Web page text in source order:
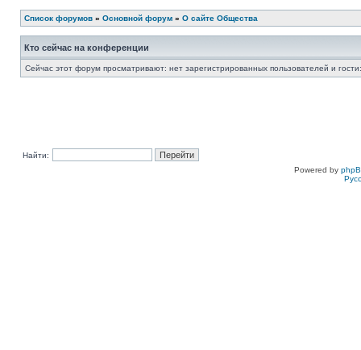
Список форумов » Основной форум » О сайте Общества
Кто сейчас на конференции
Сейчас этот форум просматривают: нет зарегистрированных пользователей и
Найти:
Powered by